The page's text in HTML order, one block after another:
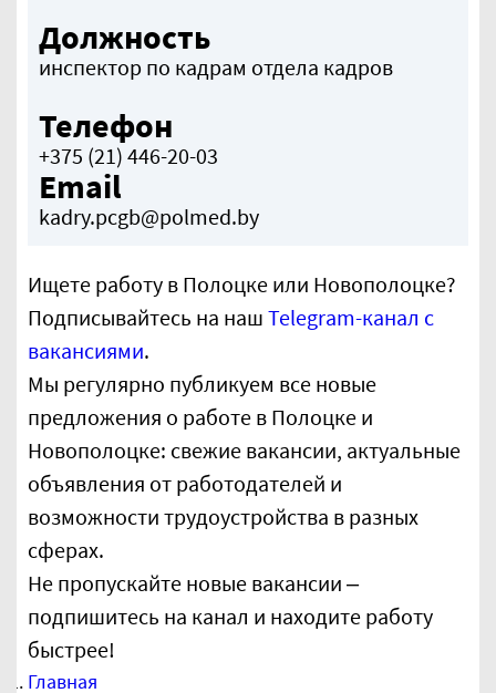
Должность
инспектор по кадрам отдела кадров
Телефон
+375 (21) 446-20-03
Email
kadry.pcgb@polmed.by
Ищете работу в Полоцке или Новополоцке?
Подписывайтесь на наш Telegram-канал с
вакансиями.
Мы регулярно публикуем все новые
предложения о работе в Полоцке и
Новополоцке: свежие вакансии, актуальные
объявления от работодателей и
возможности трудоустройства в разных
сферах.
Не пропускайте новые вакансии –
подпишитесь на канал и находите работу
быстрее!
Главная